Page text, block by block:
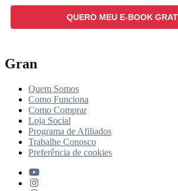
Gran
Quem Somos
Como Funciona
Como Comprar
Loja Social
Programa de Afiliados
Trabalhe Conosco
Preferência de cookies